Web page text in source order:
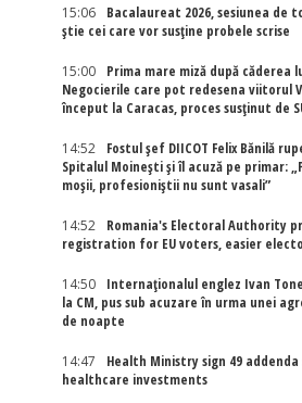
15:06
Bacalaureat 2026, sesiunea de
știe cei care vor susține probele scrise
15:00
Prima mare miză după căderea
Negocierile care pot redesena viitorul
început la Caracas, proces susținut de
14:52
Fostul șef DIICOT Felix Bănilă
Spitalul Moinești și îl acuză pe primar:
moșii, profesioniștii nu sunt vasali”
14:52
Romania's Electoral Authority
registration for EU voters, easier
14:50
Internaţionalul englez Ivan
la CM, pus sub acuzare în urma unei
de noapte
14:47
Health Ministry sign 49
healthcare investments